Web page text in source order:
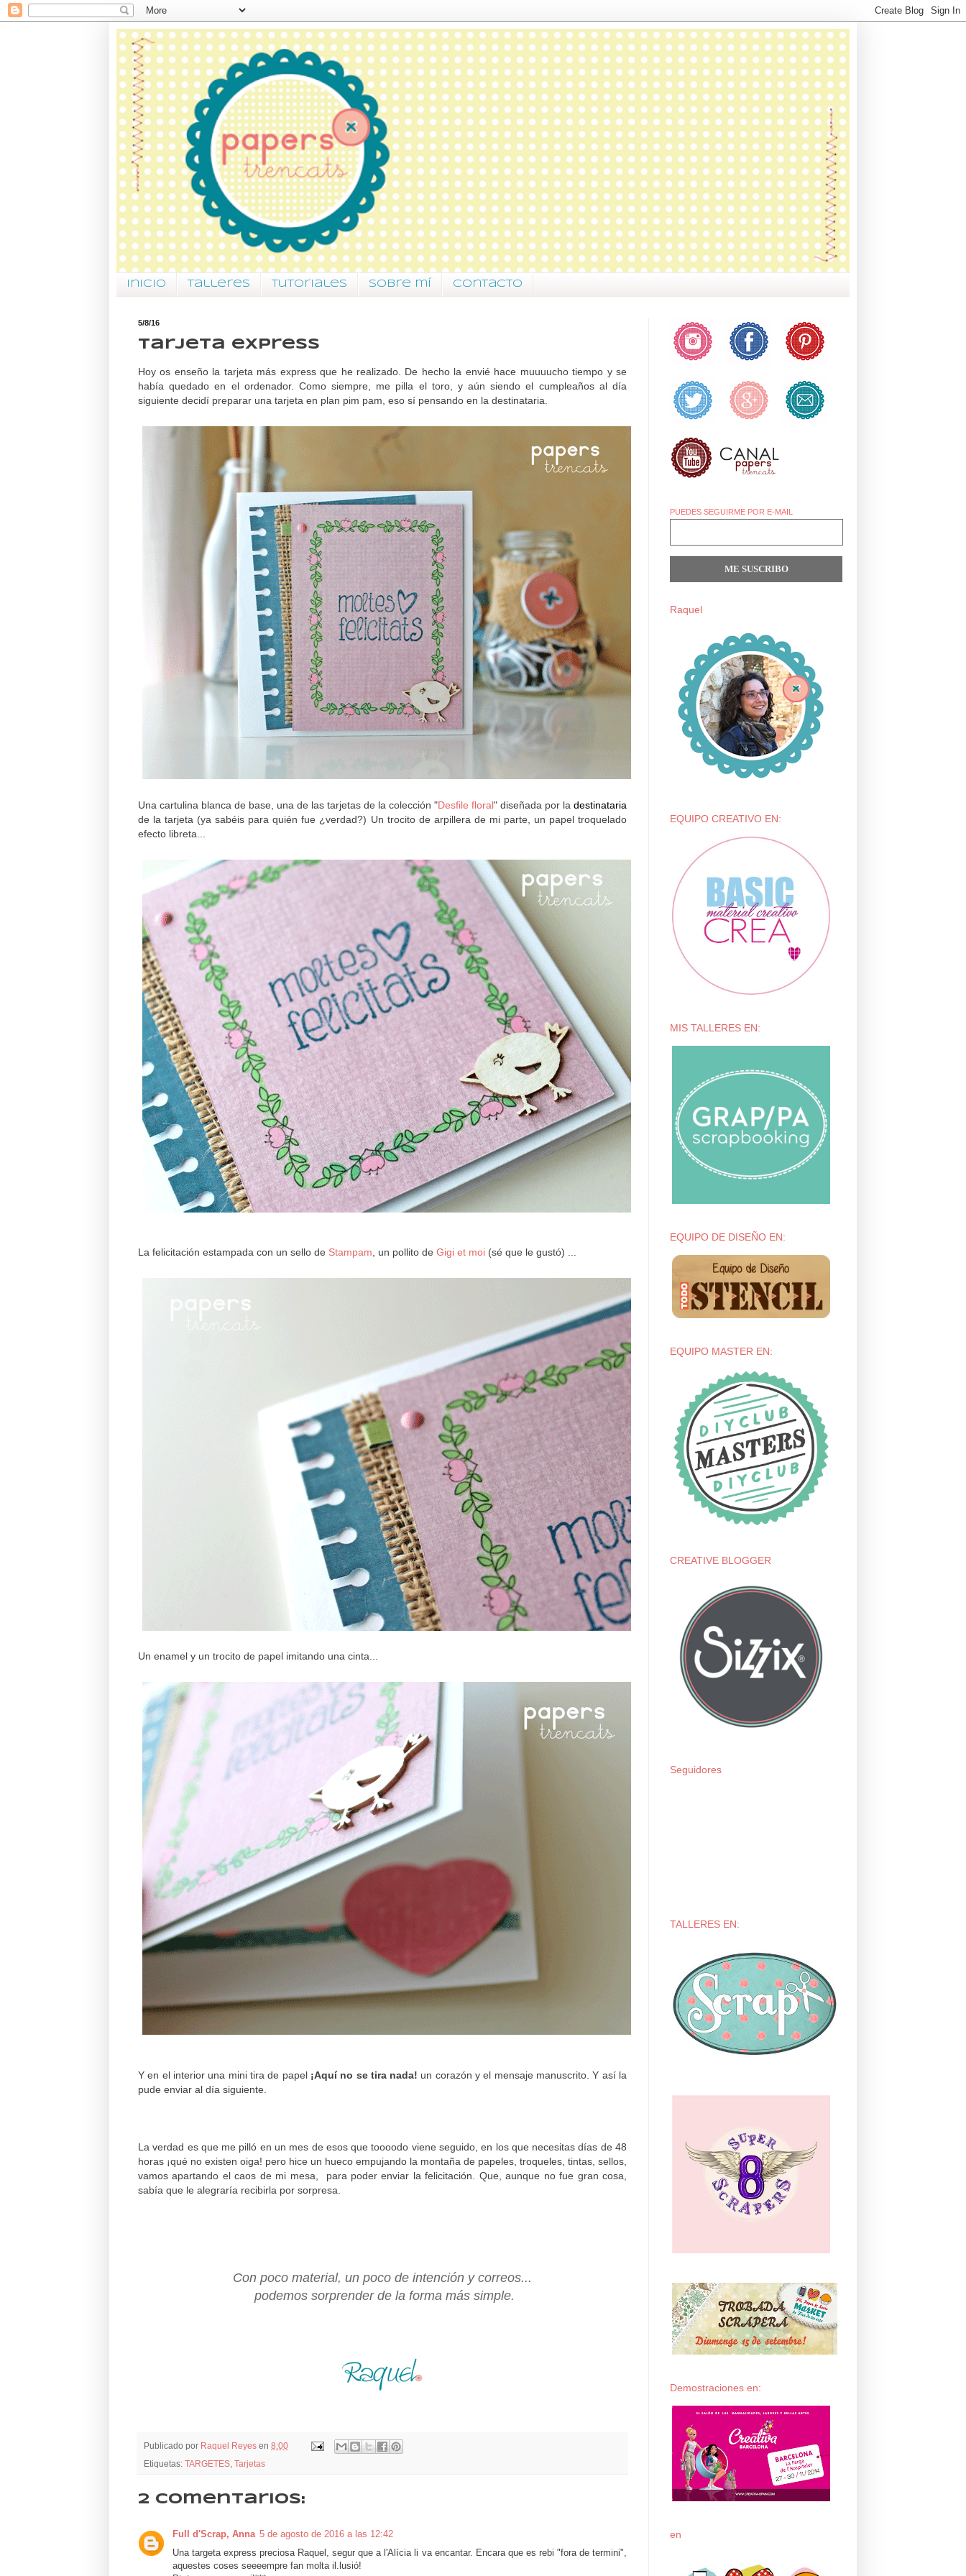
Inicio Talleres Tutoriales Sobre mí Contacto
5/8/16
Tarjeta express
Hoy os enseño la tarjeta más express que he realizado. De hecho la envié hace muuuucho tiempo y se
había quedado en el ordenador. Como siempre, me pilla el toro, y aún siendo el cumpleaños al día
siguiente decidí preparar una tarjeta en plan pim pam, eso sí pensando en la destinataria.
Una cartulina blanca de base, una de las tarjetas de la colección "Desfile floral" diseñada por la destinataria
de la tarjeta (ya sabéis para quién fue ¿verdad?) Un trocito de arpillera de mi parte, un papel troquelado
efecto libreta...
La felicitación estampada con un sello de Stampam , un pollito de Gigi et moi (sé que le gustó) ...
Un enamel y un trocito de papel imitando una cinta...
Y en el interior una mini tira de papel ¡Aquí no se tira nada! un corazón y el mensaje manuscrito. Y así la
pude enviar al día siguiente.
La verdad es que me pilló en un mes de esos que toooodo viene seguido, en los que necesitas días de 48
horas ¡qué no existen oiga! pero hice un hueco empujando la montaña de papeles, troqueles, tintas, sellos,
vamos apartando el caos de mi mesa, para poder enviar la felicitación. Que, aunque no fue gran cosa,
sabía que le alegraría recibirla por sorpresa.
Con poco material, un poco de intención y correos...
podemos sorprender de la forma más simple.
Publicado por Raquel Reyes en 8:00
Etiquetas: TARGETES Tarjetas
2 comentarios:
Full d'Scrap, Anna 5 de agosto de 2016 a las 12:42
Una targeta express preciosa Raquel, segur que a l'Alícia li va encantar. Encara que es rebi "fora de termini",
aquestes coses seeeempre fan molta il.lusió!
PUEDES SEGUIRME POR E-MAIL
Raquel
EQUIPO CREATIVO EN:
MIS TALLERES EN:
EQUIPO DE DISEÑO EN:
EQUIPO MASTER EN:
CREATIVE BLOGGER
Seguidores
TALLERES EN:
Demostraciones en:
en